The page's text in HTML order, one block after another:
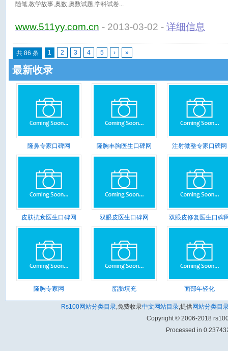
随笔,教学故事,奥数,奥数试题,学科试卷
www.511yy.com.cn - 2013-03-02 - 详细信息
共 86 条 1 2 3 4 5 › »
最新收录
隆鼻专家口碑网 隆胸丰胸医生口碑网 注射微整专家口碑网
皮肤抗衰医生口碑网 双眼皮医生口碑网 双眼皮修复医生口碑
隆胸专家网 脂肪填充 面部年轻化
Rs100网站分类目录,免费收录中文网站目录,提供网站分类目
Copyright © 2006-2018
Processed in